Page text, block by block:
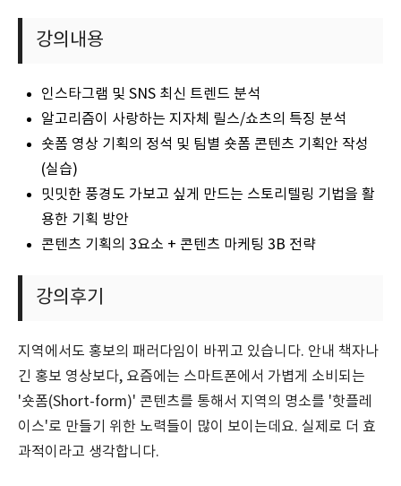
강의내용
인스타그램 및 SNS 최신 트렌드 분석
알고리즘이 사랑하는 지자체 릴스/쇼츠의 특징 분석
숏폼 영상 기획의 정석 및 팀별 숏폼 콘텐츠 기획안 작성
(실습)
밋밋한 풍경도 가보고 싶게 만드는 스토리텔링 기법을 활
용한 기획 방안
콘텐츠 기획의 3요소 + 콘텐츠 마케팅 3B 전략
강의후기
지역에서도 홍보의 패러다임이 바뀌고 있습니다. 안내 책자나
긴 홍보 영상보다, 요즘에는 스마트폰에서 가볍게 소비되는
'숏폼(Short-form)' 콘텐츠를 통해서 지역의 명소를 '핫플레
이스'로 만들기 위한 노력들이 많이 보이는데요. 실제로 더 효
과적이라고 생각합니다.